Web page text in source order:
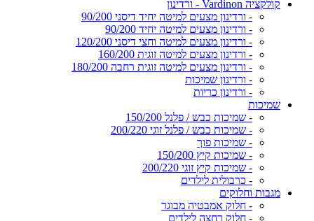
קולקציה Vardinon - ורדינון
- ורדינון מצעים למיטה יחיד דיסני 90/200
- ורדינון מצעים למיטה יחיד 90/200
- ורדינון מצעים למיטה וחצי דיסני 120/200
- ורדינון מצעים למיטה זוגית 160/200
- ורדינון מצעים למיטה זוגית רחבה 180/200
- ורדינון שמיכות
- ורדינון כריות
שמיכות
- שמיכות כבש / פלנל 150/200
- שמיכות כבש / פלנל זוגי 200/220
- שמיכות פוך
- שמיכות קיץ 150/200
- שמיכות קיץ זוגי 200/220
- כרבולית לילדים
מגבות וחלוקים
- חלוק אמבטיה מבוגר
- חלוק רחצה לילדים